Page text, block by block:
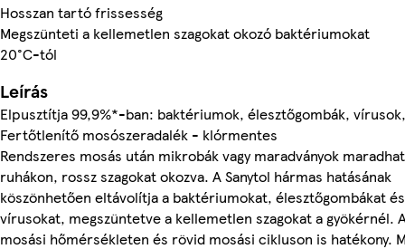
Hosszan tartó frissesség
Megszünteti a kellemetlen szagokat okozó baktériumokat
20°C-tól
Leírás
Elpusztítja 99,9%*-ban: baktériumok, élesztőgombák, vírusok,
Fertőtlenítő mosószeradalék - klórmentes
Rendszeres mosás után mikrobák vagy maradványok
ruhákon, rossz szagokat okozva. A Sanytol hármas hatásának
köszönhetően eltávolítja a baktériumokat, élesztőgombákat és
vírusokat, megszüntetve a kellemetlen szagokat a gyökérnél.
mosási hőmérsékleten és rövid mosási cikluson is hatékony.